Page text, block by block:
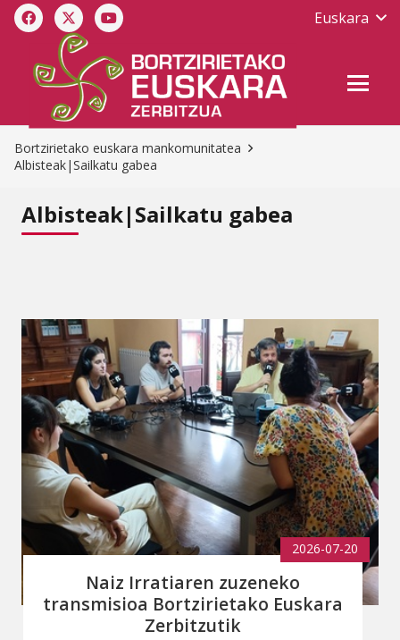
Euskara
Bortzirietako euskara mankomunitatea
Albisteak|Sailkatu gabea
Albisteak|Sailkatu gabea
2026-07-20
Naiz Irratiaren zuzeneko
transmisioa Bortzirietako Euskara
Zerbitzutik